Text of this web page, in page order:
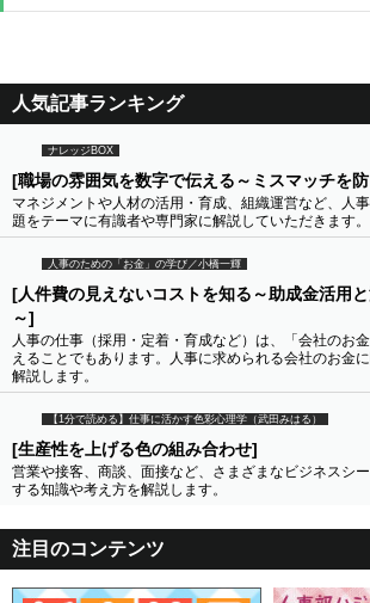
人気記事ランキング
ナレッジBOX
[職場の雰囲気を数字で伝える～ミスマッチを
マネジメントや人材の活用・育成、組織運営など、人
題をテーマに有識者や専門家に解説していただきます。
人事のための「お金」の学び／小橋一輝
[人件費の見えないコストを知る～助成金活用
～]
人事の仕事（採用・定着・育成など）は、「会社のお
えることでもあります。人事に求められる会社のお金
解説します。
【1分で読める】仕事に活かす色彩心理学（武田みはる）
[生産性を上げる色の組み合わせ]
営業や接客、商談、面接など、さまざまなビジネスシ
する知識や考え方を解説します。
注目のコンテンツ